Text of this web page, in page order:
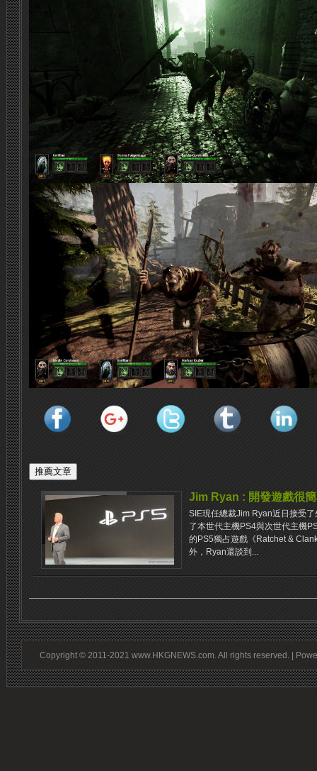
Jim Ryan : 開發遊戲很
SIE現任總裁Jim Ryan近日接受
了本世代主機PS4與次世代主機
的PS5獨占遊戲《Ratchet &
外，Ryan還談到...
Copyright © 2011-2021 www.HKGNEWS.com. All rights reserved. |